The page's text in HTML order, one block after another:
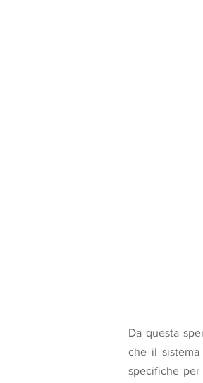
Da questa
che il
specifiche